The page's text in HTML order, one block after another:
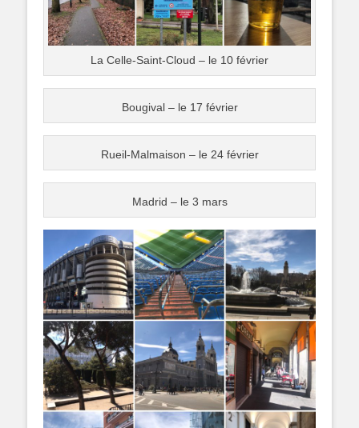
La Celle-Saint-Cloud – le 10 février
Bougival – le 17 février
Rueil-Malmaison – le 24 février
Madrid – le 3 mars